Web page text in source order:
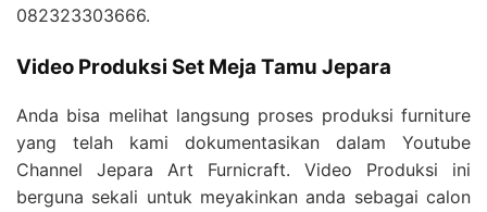
082323303666.
Video Produksi Set Meja Tamu Jepara
Anda bisa melihat langsung proses produksi furniture
yang telah kami dokumentasikan dalam Youtube
Channel Jepara Art Furnicraft. Video Produksi ini
berguna sekali untuk meyakinkan anda sebagai calon